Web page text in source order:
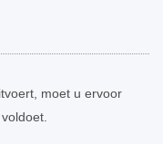
moet u ervoor